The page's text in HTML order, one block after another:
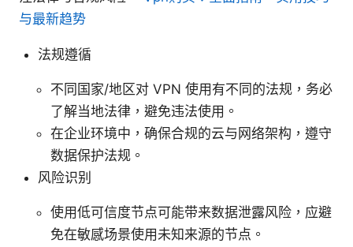
与最新趋势
法规遵循
不同国家/地区对 VPN 使用有不同的法规，务必
了解当地法律，避免违法使用。
在企业环境中，确保合规的云与网络架构，遵守
数据保护法规。
风险识别
使用低可信度节点可能带来数据泄露风险，应避
免在敏感场景使用未知来源的节点。